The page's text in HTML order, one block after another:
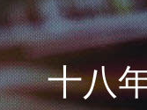
十八